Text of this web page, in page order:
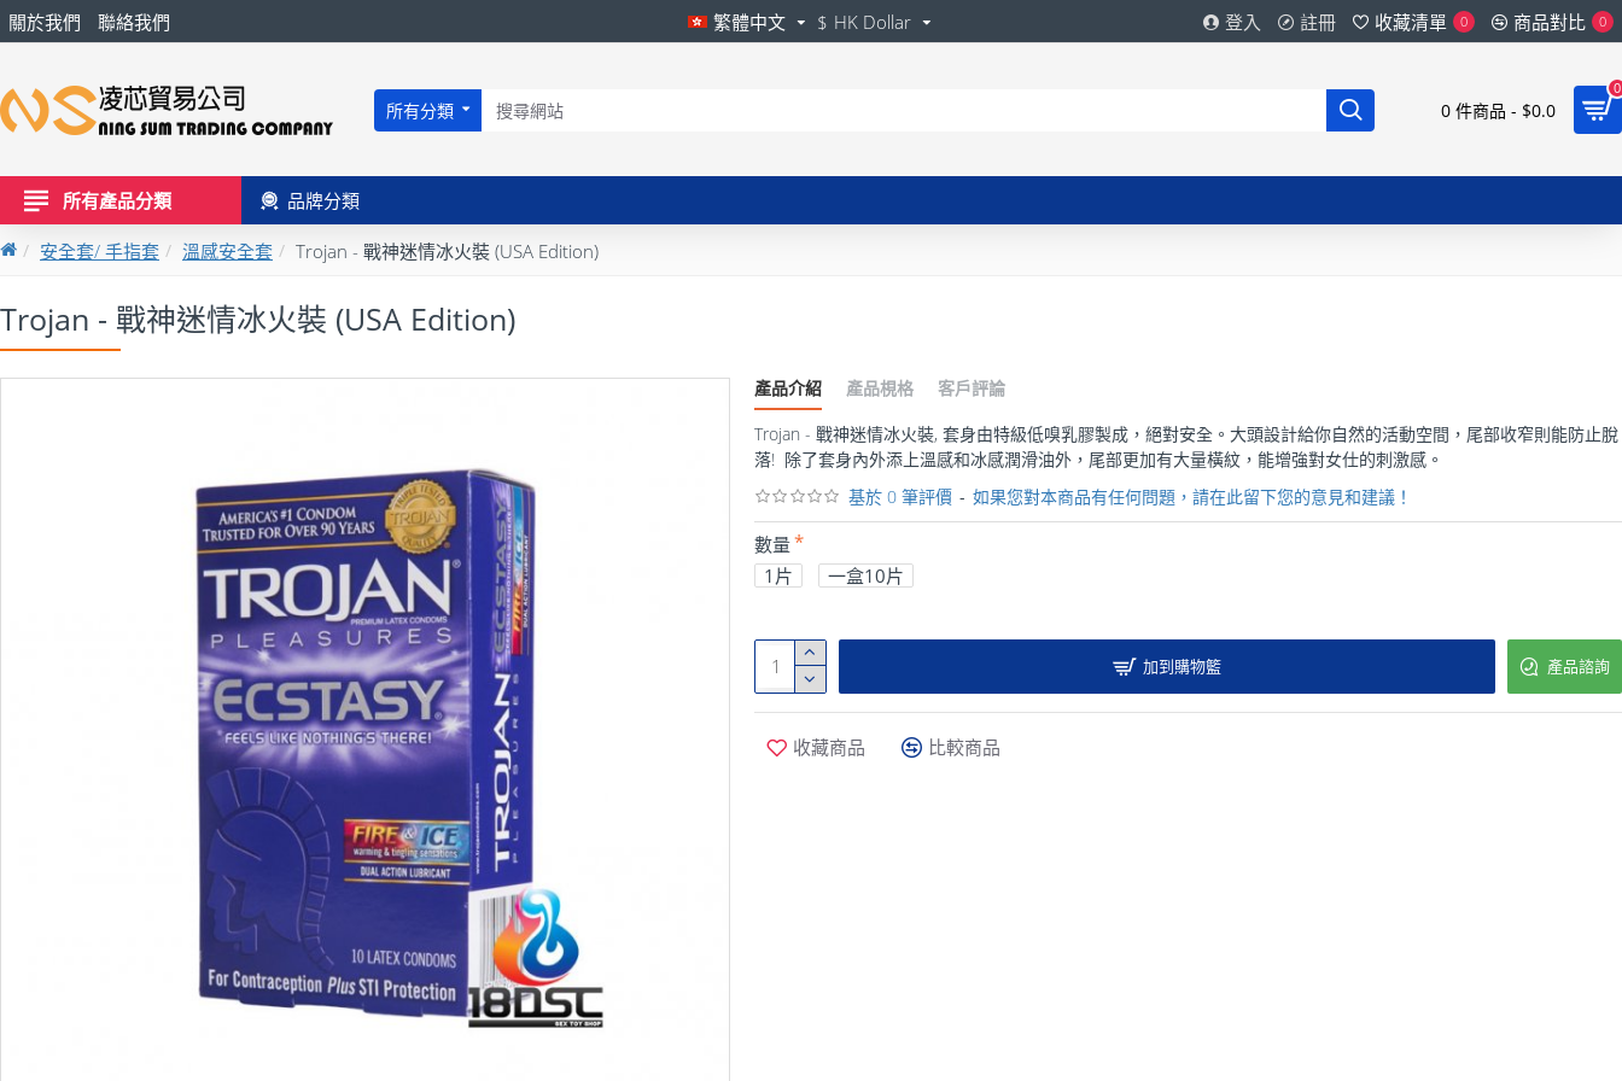
關於我們 聯絡我們 繁體中文 $ HK Dollar 登入 註冊 收藏清單 0 商品對比 0
所有分類 0 件商品 - $0.0
0
所有產品分類 品牌分類
安全套/ 手指套 溫感安全套 Trojan - 戰神迷情冰火裝 (USA Edition)
Trojan - 戰神迷情冰火裝 (USA Edition)
產品介紹 產品梘格
客戶評論
Trojan - 戰神迷情冰火裝, 套身由特級低嗅乳膠製成，絕對安全。大頭設計給你自然的活動空間，尾部收窄則能防止脫
落! 除了套身內外添上溫感和冰感潤滑油外，尾部更加有大量橫紋，能增強對女仕的刺激感。
基於 0 筆評價 - 如果您對本商品有任何問題，請在此留下您的意見和建議！
數量
1片
一盒10片
加到購物籃 產品諮詢
收藏商品 比較商品